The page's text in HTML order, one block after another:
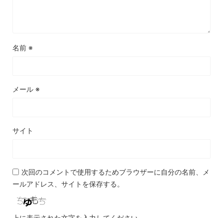
名前 ※
メール ※
サイト
次回のコメントで使用するためブラウザーに自分の名前、メ
ールアドレス、サイトを保存する。